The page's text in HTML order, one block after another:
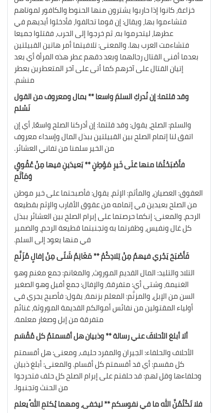
خزاعة، كانوا إذا حاربوا يشترون منها الحنوط والكافور لموتاهم
فتشاءموا بها، ويقال: إن قوما تحالفوا، فأدخلوا أيديهم في
عطرها، ليتحرموا به، ثم خرجوا إلى الحرب، فقتلوا جميعا
فتشاءمت العرب بها. والمعنى: تلافيتما أمر هاتين القبيلتين
بعدما أفنى القتال رجالهما وبعد دقهم عطر هذه المرأة أي بعد
إتيان القتال على آخرهم كما أتى على آخر المتعطرين بعطر
منشم.
وقد قلتما: إن نُدركِ السلمَ واسعا ** بمال ومعروف من القول
نَسْلم
والسلم: الصلح، يقول: وقد قلتما: إن أدركنا الصلح واسعًا، أي إن
اتفق لنا إتمام الصلح بين القبيلتين ببذل المال وإسداء معروف
من الخير سلمنا من تفاني العشائر.
فأَصْبَحْتُمَا منها عَلَى خَيرِ مَوْطِنٍ ** بَعيدَينِ فيها مِنْ عُقُوقٍ
وَمَأثَمِ
العقوق: العصيان، والمأثم: الإثم، يقول: فأصبحتما على خير موطن
من الصلح بعيدين في إتمامه من عقوق الأقارب والإثم بقطيعة
الرحم، والمعنى: إنكما حرصتما على إبرام الصلح بين العشائر ببذل
كل غال ونفيس، وظفرتما به وتجنبتما قطيعة الرحم، والضمير
في منها يعود إلى السلم.
فَأَصْبَحَ يَجْري فيهمُ مِنْ تِلادِكُمْ ** مَغَانِمُ شَتّى مِنْ إفالٍ مُزَنَّمِ
التلاد والتليد: المال القديم الموروث، والمغانم: جمع مغنم وهو
الغنيمة، وشتى أي: متفرقة، والإفال: جمع أفيل وهو الصغير
السن من الإبل، والمزنَّم: المعلم بزنمة، يقول: فأصبح يجري في
أولياء المقتولين من نفائس أموالكم القديمة الموروثة، غنائم
متفرقة من إبل وصغار معلمة.
ألا أبلغ الأحلافَ عني رسالة ** وذبيان هل أقسمتمُ كل مُقْسَم
الأحلاف والحلفاء: الجيران والمفرد حليف، ومعنى: هل أقسمتم
كل مقسم: أي قد أقسمتم كل أقسام. والمعنى: أبلغ ذبيان
وحلفاءها وقل لهم: قد حلفتم على إبرام الصلح كل حلف فتحرجوا
من الحنث وتجنبوا.
فلا تَكْتُمُنَّ الله ما في نفوسكم ** ليخفى، ومهما يُكتمِ اللهُ يعلم